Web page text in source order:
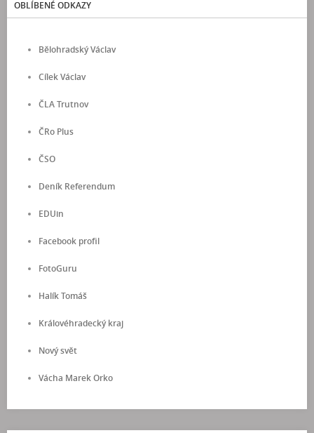
OBLÍBENÉ ODKAZY
Bělohradský Václav
Cílek Václav
ČLA Trutnov
ČRo Plus
ČSO
Deník Referendum
EDUin
Facebook profil
FotoGuru
Halík Tomáš
Královéhradecký kraj
Nový svět
Vácha Marek Orko